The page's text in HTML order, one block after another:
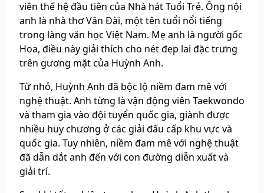
viên thế hệ đầu tiên của Nhà hát Tuổi Trẻ. Ông nội
anh là nhà thơ Vân Đài, một tên tuổi nổi tiếng
trong làng văn học Việt Nam. Mẹ anh là người gốc
Hoa, điều này giải thích cho nét đẹp lai đặc trưng
trên gương mặt của Huỳnh Anh.
Từ nhỏ, Huỳnh Anh đã bộc lộ niềm đam mê với
nghệ thuật. Anh từng là vận động viên Taekwondo
và tham gia vào đội tuyển quốc gia, giành được
nhiều huy chương ở các giải đấu cấp khu vực và
quốc gia. Tuy nhiên, niềm đam mê với nghệ thuật
đã dẫn dắt anh đến với con đường diễn xuất và
giải trí.